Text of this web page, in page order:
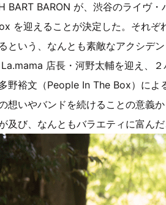
BART BARON が、渋谷のライヴ
を迎えることが決定した。それ
という、なんとも素敵なアクシデ
店長・河野太輔を迎え、２
野裕文（People In The Box）によ
想いやバンドを続けることの意義
及び、なんともバラエティに富ん